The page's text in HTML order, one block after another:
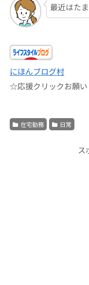
最近はた
にほんブログ村
☆応援クリックお願
在宅勤務 日常
ス